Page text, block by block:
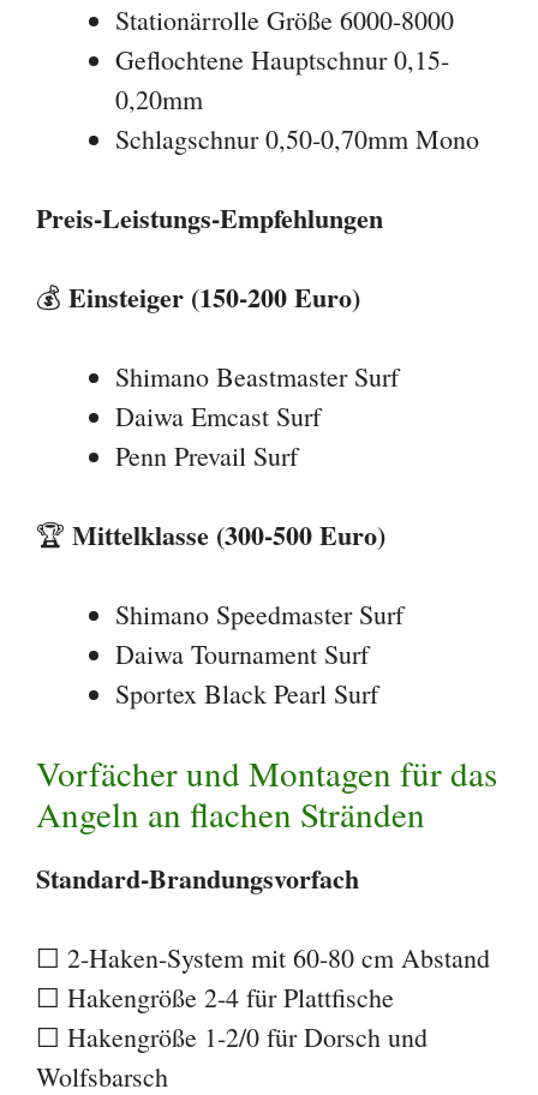
Stationärrolle Größe 6000-8000
Geflochtene Hauptschnur 0,15-
0,20mm
Schlagschnur 0,50-0,70mm Mono
Preis-Leistungs-Empfehlungen
💰 Einsteiger (150-200 Euro)
Shimano Beastmaster Surf
Daiwa Emcast Surf
Penn Prevail Surf
🏆 Mittelklasse (300-500 Euro)
Shimano Speedmaster Surf
Daiwa Tournament Surf
Sportex Black Pearl Surf
Vorfächer und Montagen für das
Angeln an flachen Stränden
Standard-Brandungsvorfach
☐ 2-Haken-System mit 60-80 cm Abstand
☐ Hakengröße 2-4 für Plattfische
☐ Hakengröße 1-2/0 für Dorsch und
Wolfsbarsch